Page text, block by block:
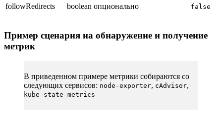
followRedirects boolean опционально false
Пример сценария на обнаружение и получение
метрик
В приведенном примере метрики собираются со
следующих сервисов: node-exporter, cAdvisor,
kube-state-metrics